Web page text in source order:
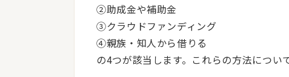
②助成金や補助金
③クラウドファンディング
④親族・知人から借りる
の4つが該当します。これらの方法につい